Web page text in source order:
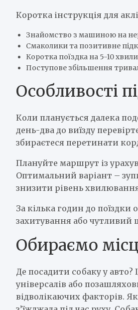
Коротка інструкція для
Знайомство з машиною на
Смаколики та позитивне
Коротка поїздка на 5-10
Поступове збільшення
Особливості
Коли планується далека
день-два до виїзду
збираєтеся перетинати
Плануйте маршрут із
Оптимальний варіант –
знизити рівень
За кілька годин до
захитування або чутливий
Обираємо
Де посадити собаку у авто?
універсалів або
відволікаючих факторів.